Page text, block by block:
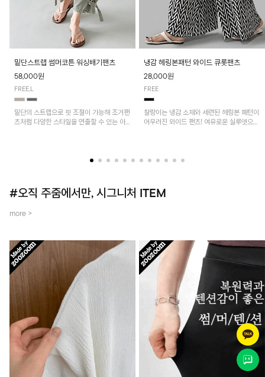
밑단스트랩 썸머코튼 워싱배기팬츠
58,000원
FREE,L
밑단의 스트랩으로 핏 조절이 가능해 조거팬
츠처럼 다양한 스타일을 연출할 수 있는 아
냉감 헤링본패턴 와이드 큐롯팬츠
28,000원
FREE
찰랑이는 냉감 소재와 세련된 헤링본 패턴이
어우러진 와이드 팬츠! 여유로운 실루엣으로
#오직 주줌에서만, 시그니처 ITEM
more >